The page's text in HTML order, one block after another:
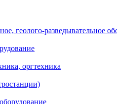
геолого-разведывательное
оргтехника